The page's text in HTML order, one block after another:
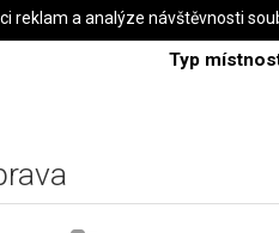
Typ
reklam a analýze návštěvnosti